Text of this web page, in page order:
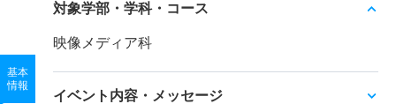
基本
情報
対象学部・学科・コース
映像メディア科
イベント内容・メッセージ